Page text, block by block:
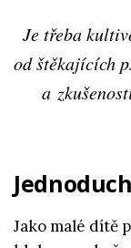
Je třeba
od štěkajících
a
Jako malé dítě